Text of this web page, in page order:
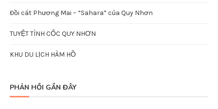
Đồi cát Phương Mai – “Sahara” của Quy Nhơn
TUYỆT TÌNH CỐC QUY NHƠN
KHU DU LỊCH HÀM HỒ
PHẢN HỒI GẦN ĐÂY